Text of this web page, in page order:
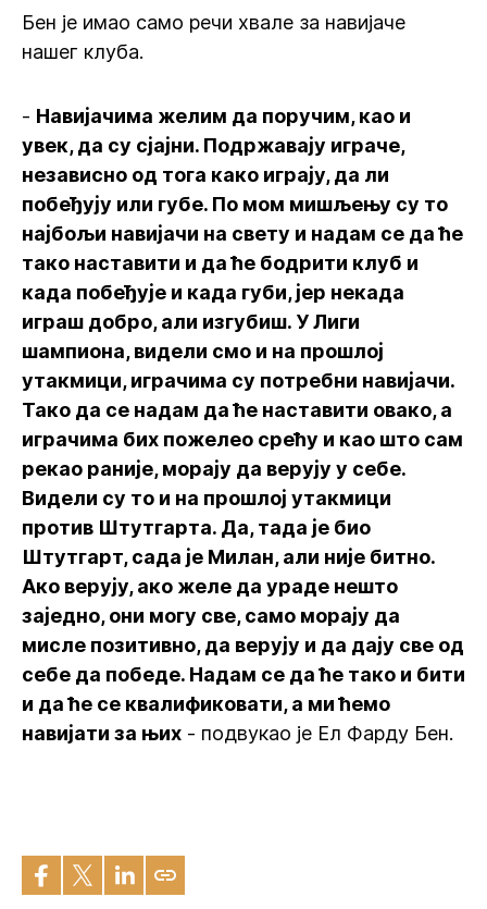
Бен је имао само речи хвале за навијаче
нашег клуба.
- Навијачима желим да поручим, као и
увек, да су сјајни. Подржавају играче,
независно од тога како играју, да ли
побеђују или губе. По мом мишљењу су то
најбољи навијачи на свету и надам се да ће
тако наставити и да ће бодрити клуб и
када побеђује и када губи, јер некада
играш добро, али изгубиш. У Лиги
шампиона, видели смо и на прошлој
утакмици, играчима су потребни навијачи.
Тако да се надам да ће наставити овако, а
играчима бих пожелео срећу и као што сам
рекао раније, морају да верују у себе.
Видели су то и на прошлој утакмици
против Штутгарта. Да, тада је био
Штутгарт, сада је Милан, али није битно.
Ако верују, ако желе да ураде нешто
заједно, они могу све, само морају да
мисле позитивно, да верују и да дају све од
себе да победе. Надам се да ће тако и бити
и да ће се квалификовати, а ми ћемо
навијати за њих - подвукао је Ел Фарду Бен.